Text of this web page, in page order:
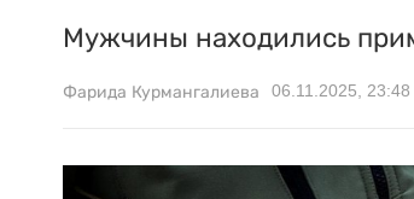
Мужчины находились
Фарида Курмангалиева 06.11.2025, 23:48